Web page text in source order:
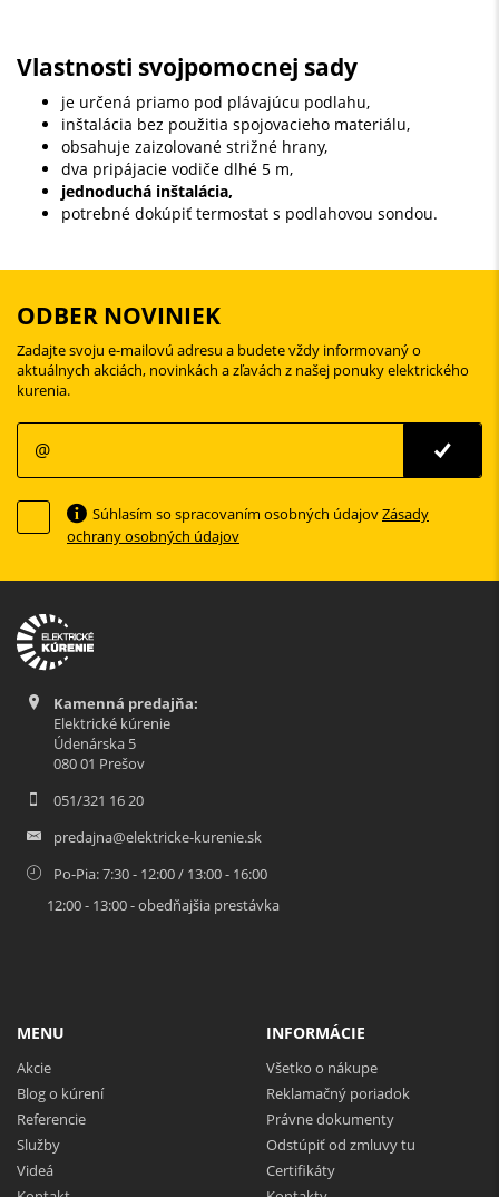
Vlastnosti svojpomocnej sady
je určená priamo pod plávajúcu podlahu,
inštalácia bez použitia spojovacieho materiálu,
obsahuje zaizolované strižné hrany,
dva pripájacie vodiče dlhé 5 m,
jednoduchá inštalácia,
potrebné dokúpiť termostat s podlahovou sondou.
ODBER NOVINIEK
Zadajte svoju e-mailovú adresu a budete vždy informovaný o
aktuálnych akciách, novinkách a zľavách z našej ponuky elektrického
kurenia.
Súhlasím so spracovaním osobných údajovZásady
ochrany osobných údajov
Kamenná predajňa:
Elektrické kúrenie
Údenárska 5
080 01 Prešov
051/321 16 20
predajna@elektricke-kurenie.sk
Po-Pia: 7:30 - 12:00 / 13:00 - 16:00
12:00 - 13:00 - obedňajšia prestávka
MENU
Akcie
Blog o kúrení
Referencie
Služby
Videá
INFORMÁCIE
Všetko o nákupe
Reklamačný poriadok
Právne dokumenty
Odstúpiť od zmluvy tu
Certifikáty